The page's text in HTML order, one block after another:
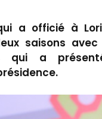
a officié à
saisons avec
qui a